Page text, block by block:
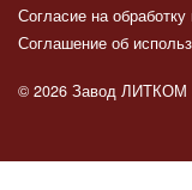
Согласие на
Соглашение об
© 2026 Завод ЛИТКОМ